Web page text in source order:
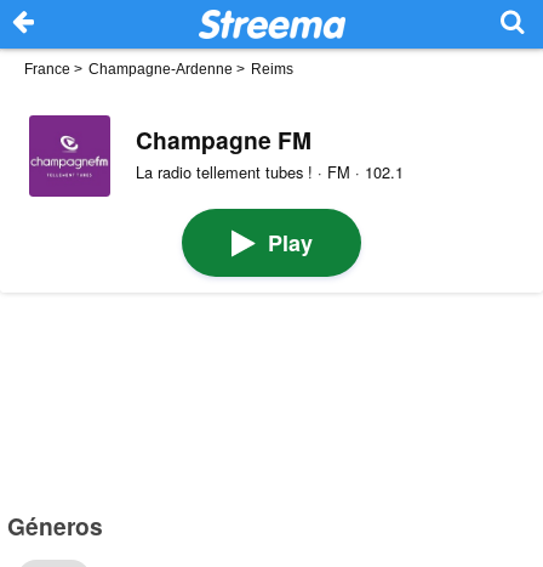
France > Champagne-Ardenne > Reims
Champagne FM
La radio tellement tubes ! · FM · 102.1
Play
Géneros